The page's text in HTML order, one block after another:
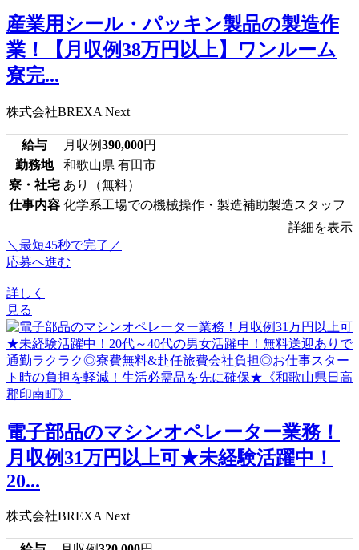
産業用シール・パッキン製品の製造作
業！【月収例38万円以上】ワンルーム
寮完...
株式会社BREXA Next
給与 月収例390,000円
勤務地
和歌山県 有田市
寮・社宅 あり（無料）
仕事内容 化学系工場での機械操作・製造補助製造スタッフ
詳細を表示
＼最短45秒で完了／
応募へ進む
詳しく
見る
電子部品のマシンオペレーター業務！
月収例31万円以上可★未経験活躍中！
20...
株式会社BREXA Next